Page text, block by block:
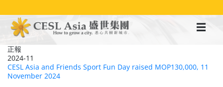
至
正報
2024-11
CESL Asia and Friends Sport Fun Day raised MOP130,000, 11
November 2024